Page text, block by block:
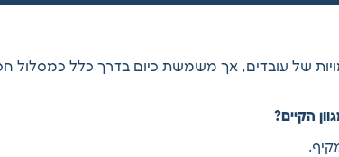
של עובדים, אך משמשת כיום בדרך כלל כמסלול
הקיים?